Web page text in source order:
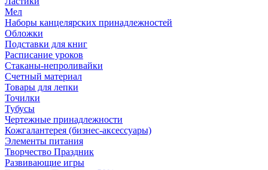
Мел
Наборы канцелярских принадлежностей
Обложки
Подставки для книг
Расписание уроков
Стаканы-непроливайки
Счетный материал
Товары для лепки
Точилки
Тубусы
Чертежные принадлежности
Кожгалантерея (бизнес-аксессуары)
Элементы питания
Творчество Праздник
Развивающие игры